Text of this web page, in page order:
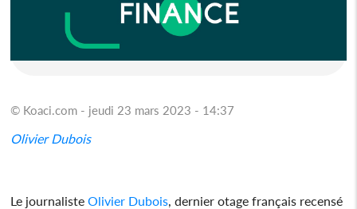
© Koaci.com - jeudi 23 mars 2023 - 14:37
Olivier Dubois
Le journalisteOlivier Dubois , dernier otage français recensé